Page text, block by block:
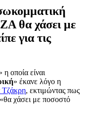
θα χάσει με
για τις
οποία είναι
» έκανε λόγο η
, εκτιμώντας πως
χάσει με ποσοστό